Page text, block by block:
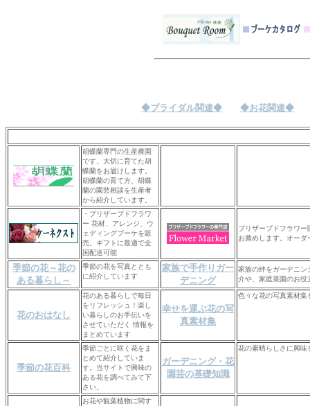
◆ブライダル関連◆ ◆お花関連◆
胡蝶蘭専門の生産農園
です。大切に育てた胡
蝶蘭をお届けします。
胡蝶蘭の育て方、胡蝶
蘭の園芸相談を生産者
から紹介しています。
・プリザーブドフラワ
ー 花材、アレンジ、ウ
ェディングブーケを販
売。ギフトに最適で全
国配送可能
プリザーブドフラワ
お薦めします。オー
季節の花～花の
ある暮らし～
季節の花を写真ととも
に紹介しています
家族で手作りガー
デニング
家族の絆をガーデニン
介や、家庭菜園のお役
花のおはなし
花のある暮らしで毎日
をリフレッシュ！楽し
い暮らしのお手伝いを
させていただく 情報を
まとめています
幸せを運ぶ花の写
真素材集
色々な花の写真素材集
季節の花百科
季節ごとに咲く花をま
とめて紹介していま
す。当サイトで興味の
ある花を調べてみて下
さい。
ガーデニング・花
園芸の基礎知識
花の素晴らしさに興味
お花や観葉植物に関す